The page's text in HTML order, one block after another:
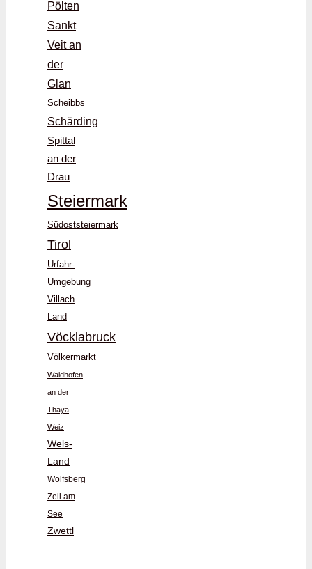
Pölten
Sankt
Veit an
der
Glan
Scheibbs
Schärding
Spittal
an der
Drau
Steiermark
Südoststeiermark
Tirol
Urfahr-
Umgebung
Villach
Land
Vöcklabruck
Völkermarkt
Waidhofen
an der
Thaya
Weiz
Wels-
Land
Wolfsberg
Zell am
See
Zwettl